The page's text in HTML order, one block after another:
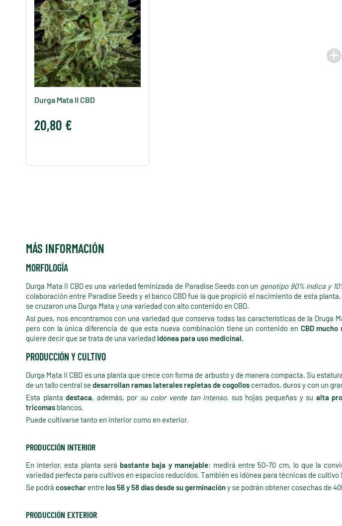
Durga Mata II CBD
20,80 €
add
MÁS INFORMACIÓN
MORFOLOGÍA
Durga Mata II CBD es una variedad feminizada de Paradise Seeds con un genotipo 90% índica y
colaboración entre Paradise Seeds y el banco CBD fue la que propició el nacimiento de esta
se cruzaron una Durga Mata y una variedad con alto contenido en CBD.
Así pues, nos encontramos con una variedad que conserva todas las características de la Druga
pero con la única diferencia de que esta nueva combinación tiene un contenido en CBD mucho
quiere decir que se trata de una variedad idónea para uso medicinal.
PRODUCCIÓN Y CULTIVO
Durga Mata II CBD es una planta que crece con forma de arbusto y de manera compacta. Su
de un tallo central se desarrollan ramas laterales repletas de cogollos cerrados, duros y con un
Esta plantadestaca, además, por su color verde tan intenso, sus hojas pequeñas y su alta
tricomas blancos.
Puede cultivarse tanto en interior como en exterior.
PRODUCCIÓN INTERIOR
En interior, esta planta será bastante baja y manejable: medirá entre 50-70 cm, lo que la
variedad perfecta para cultivos en espacios reducidos. También es idónea para técnicas de cultivo
Se podrá cosechar entre los 56 y 58 días desde su germinacióny se podrán obtener cosechas de
PRODUCCIÓN EXTERIOR